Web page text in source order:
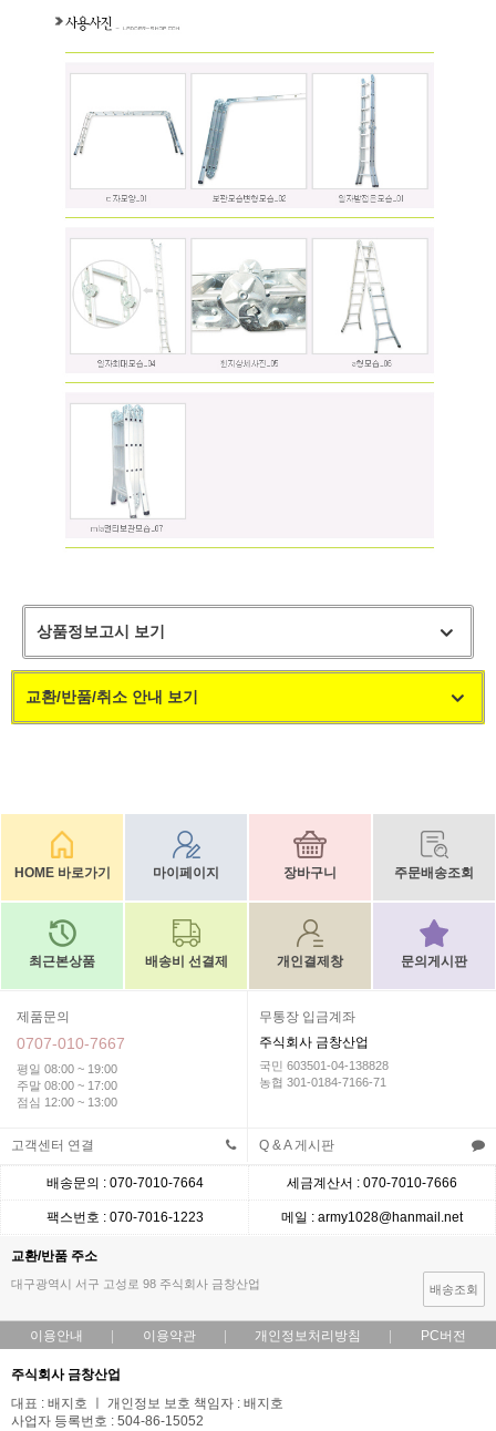
상품정보고시 보기
교환/반품/취소 안내 보기
HOME 바로가기 마이페이지 장바구니 주문배송조회
최근본상품 배송비 선결제 개인결제창 문의게시판
제품문의
0707-010-7667
평일 08:00 ~ 19:00
주말 08:00 ~ 17:00
점심 12:00 ~ 13:00
무통장 입금계좌
주식회사 금창산업
국민 603501-04-138828
농협 301-0184-7166-71
고객센터 연결 Q & A 게시판
배송문의 : 070-7010-7664 세금계산서 : 070-7010-7666
팩스번호 : 070-7016-1223 메일 : army1028@hanmail.net
교환/반품 주소
대구광역시 서구 고성로 98 주식회사 금창산업 배송조회
이용안내 이용약관 개인정보처리방침 PC버전
주식회사 금창산업
대표 : 배지호 ㅣ 개인정보 보호 책임자 : 배지호
사업자 등록번호 : 504-86-15052